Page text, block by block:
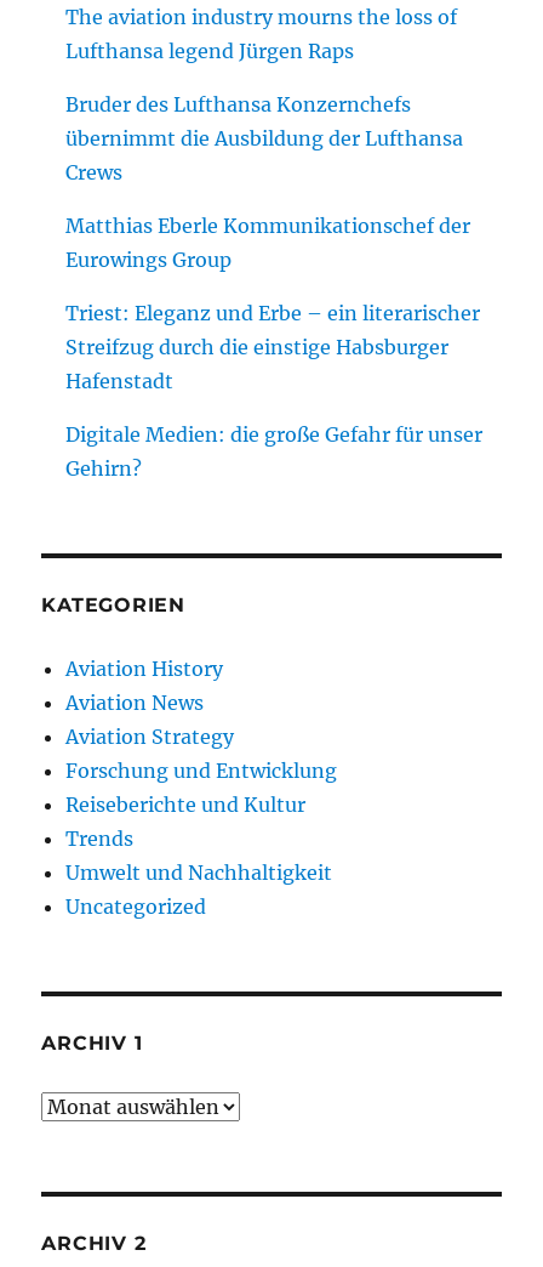
The aviation industry mourns the loss of
Lufthansa legend Jürgen Raps
Bruder des Lufthansa Konzernchefs
übernimmt die Ausbildung der Lufthansa
Crews
Matthias Eberle Kommunikationschef der
Eurowings Group
Triest: Eleganz und Erbe – ein literarischer
Streifzug durch die einstige Habsburger
Hafenstadt
Digitale Medien: die große Gefahr für unser
Gehirn?
KATEGORIEN
Aviation History
Aviation News
Aviation Strategy
Forschung und Entwicklung
Reiseberichte und Kultur
Trends
Umwelt und Nachhaltigkeit
Uncategorized
ARCHIV 1
Archiv
ARCHIV 2